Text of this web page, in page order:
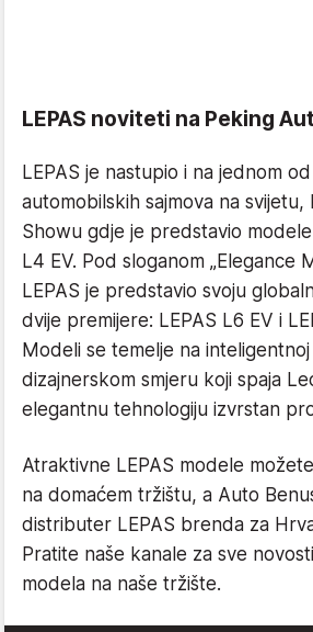
LEPAS noviteti na Peking
LEPAS je nastupio i na jednom
automobilskih sajmova na svijetu,
Showu gdje je predstavio modele
L4 EV. Pod sloganom „Elegance
LEPAS je predstavio svoju
dvije premijere: LEPAS L6 EV i
Modeli se temelje na
dizajnerskom smjeru koji spaja
elegantnu tehnologiju izvrstan
Atraktivne LEPAS modele
na domaćem tržištu, a Auto
distributer LEPAS brenda za
Pratite naše kanale za sve
modela na naše tržište.